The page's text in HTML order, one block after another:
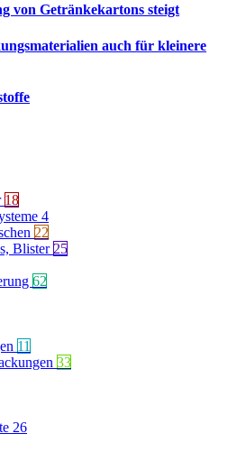
von Getränkekartons steigt
auch für kleinere
18
4
22
Blister 25
62
11
33
26